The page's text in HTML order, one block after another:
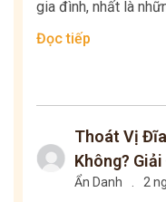
gia đình, nhất là
Đọc tiếp
Thoát Vị
Không?
Ẩn Danh 2